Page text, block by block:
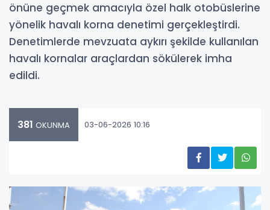
önüne geçmek amacıyla özel halk otobüslerine
yönelik havalı korna denetimi gerçekleştirdi.
Denetimlerde mevzuata aykırı şekilde kullanılan
havalı kornalar araçlardan sökülerek imha
edildi.
381 OKUNMA 03-06-2026 10:16